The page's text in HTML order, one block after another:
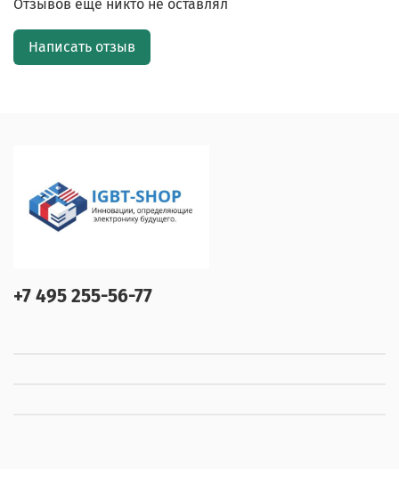
Отзывов еще никто не оставлял
Написать отзыв
+7 495 255-56-77